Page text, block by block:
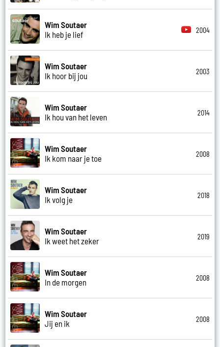
Wim Soutaer
Ik heb je lief
2004
Wim Soutaer
Ik hoor bij jou
2003
Wim Soutaer
Ik hou van het leven
2014
Wim Soutaer
Ik kom naar je toe
2008
Wim Soutaer
Ik volg je
2018
Wim Soutaer
Ik weet het zeker
2019
Wim Soutaer
In de morgen
2008
Wim Soutaer
Jij en ik
2008